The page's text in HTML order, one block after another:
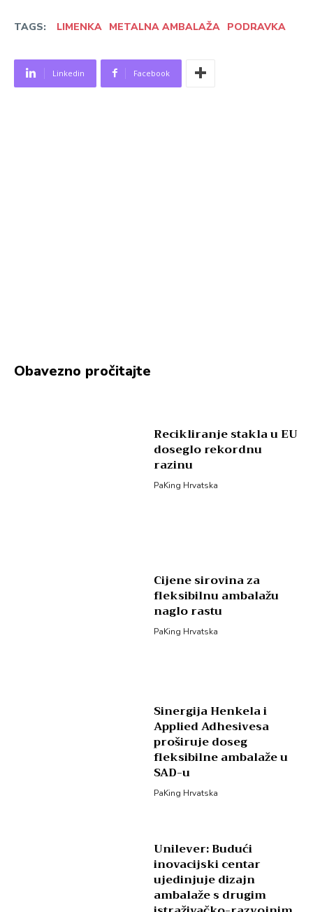
TAGS: LIMENKA METALNA AMBALAŽA PODRAVKA
Linkedin Facebook
Obavezno pročitajte
Recikliranje stakla u EU
doseglo rekordnu
razinu
PaKing Hrvatska
Cijene sirovina za
fleksibilnu ambalažu
naglo rastu
PaKing Hrvatska
Sinergija Henkela i
Applied Adhesivesa
proširuje doseg
fleksibilne ambalaže u
SAD-u
PaKing Hrvatska
Unilever: Budući
inovacijski centar
ujedinjuje dizajn
ambalaže s drugim